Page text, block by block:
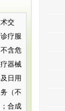
交
疗服
含危
器械
日用
（不
合成